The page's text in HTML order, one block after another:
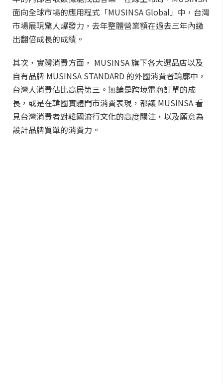
面向全球市場的應用程式「MUSINSA Global」中，台灣
市場展現驚人爆發力，去年整體營業額在過去三年內繳
出翻倍成長的成績。
其次，實體消費方面， MUSINSA 旗下各大選品店以及
自有品牌 MUSINSA STANDARD 的外國消費者輪廓中，
台灣人消費佔比高居第三。無論是跨境電商訂單的成
長，或是在韓國實體門市消費表現，都讓 MUSINSA 看
見台灣消費者對韓國流行文化的高度關注，以及願意為
設計品牌買單的消費力。